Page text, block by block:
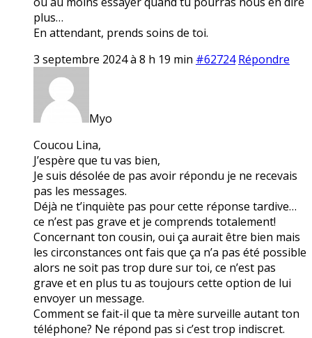
plus…
En attendant, prends soins de toi.
3 septembre 2024 à 8 h 19 min #62724 Répondre
Myo
Coucou Lina,
J’espère que tu vas bien,
Je suis désolée de pas avoir répondu je ne recevais
pas les messages.
Déjà ne t’inquiète pas pour cette réponse tardive…
ce n’est pas grave et je comprends totalement!
Concernant ton cousin, oui ça aurait être bien mais
les circonstances ont fais que ça n’a pas été possible
alors ne soit pas trop dure sur toi, ce n’est pas
grave et en plus tu as toujours cette option de lui
envoyer un message.
Comment se fait-il que ta mère surveille autant ton
téléphone? Ne répond pas si c’est trop indiscret.